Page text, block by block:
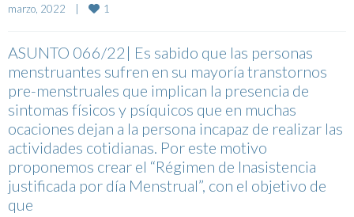
marzo, 2022
| 1
ASUNTO 066/22| Es sabido que las personas
menstruantes sufren en su mayoría transtornos
pre-menstruales que implican la presencia de
sintomas físicos y psíquicos que en muchas
ocaciones dejan a la persona incapaz de realizar las
actividades cotidianas. Por este motivo
proponemos crear el “Régimen de Inasistencia
justificada por día Menstrual”, con el objetivo de
que